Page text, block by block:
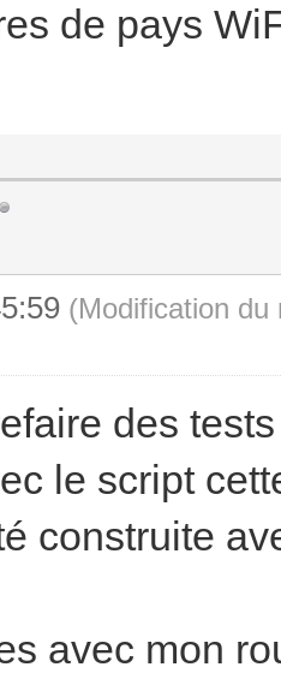
de pays
(Modification
des
le script
construite
avec mon